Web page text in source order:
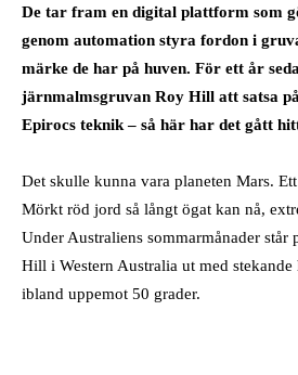
De tar fram en digital plattform som
genom automation styra fordon i
märke de har på huven. För ett år
järnmalmsgruvan Roy Hill att satsa
Epirocs teknik – så här har det gått
Det skulle kunna vara planeten Mars.
Mörkt röd jord så långt ögat kan nå,
Under Australiens sommarmånader står
Hill i Western Australia ut med stekande
ibland uppemot 50 grader.